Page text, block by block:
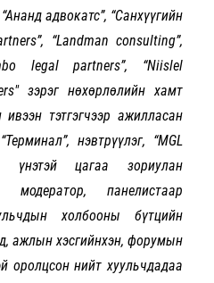
адвокатс”, “Санхүүгийн
”, “Landman consulting”,
legal partners”, “Niislel
зэрэг нөхөрлөлийн хамт
тэтгэгчээр ажилласан
нэвтрүүлэг, “MGL
цагаа зориулан
модератор, панелистаар
холбооны бүтцийн
ажлын хэсгийнхэн, форумын
оролцсон нийт хуульчдадаа